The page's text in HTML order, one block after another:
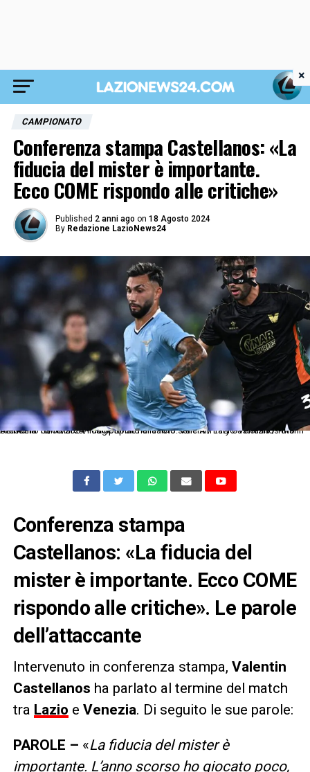
CAMPIONATO
Conferenza stampa Castellanos: «La
fiducia del mister è importante.
Ecco COME rispondo alle critiche»
Published 2 anni ago on 18 Agosto 2024
By Redazione LazioNews24
As Roma 18/08/2024 - campionato di calcio serie A / Lazio-Venezia / foto Antonello Sammarco/Image Sport nella foto: Valentin Taty Castellanos-Marin Sverko
Conferenza stampa
Castellanos: «La fiducia del
mister è importante. Ecco COME
rispondo alle critiche». Le parole
dell’attaccante
Intervenuto in conferenza stampa, Valentin
Castellanos ha parlato al termine del match
tra Lazio e Venezia. Di seguito le sue parole:
PAROLE – «La fiducia del mister è
importante. L’anno scorso ho giocato poco,
×